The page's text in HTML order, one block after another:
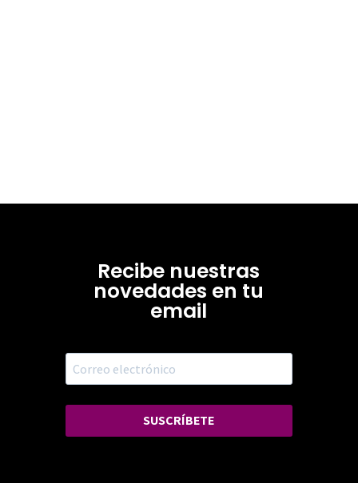
Recibe nuestras
novedades en tu
email
SUSCRÍBETE